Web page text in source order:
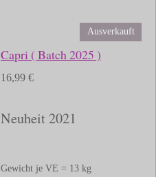
Ausverkauft
Capri ( Batch 2025 )
16,99 €
Neuheit 2021
Gewicht je VE = 13 kg